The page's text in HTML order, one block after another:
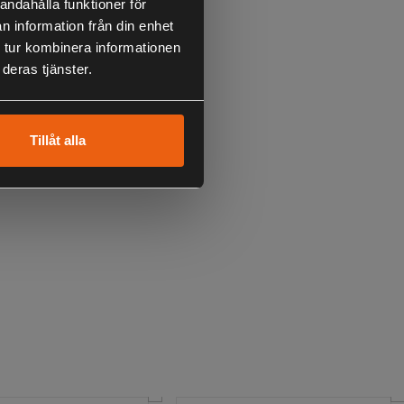
funktioner för
information från din enhet
kombinera informationen
tjänster.
Tillåt alla
Connect